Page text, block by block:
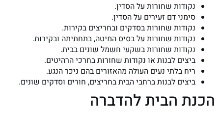
נקודות שחורות על הסדין.
סימני דם זעירים על הסדין.
נקודות שחורות בסדקים ובחריצים בקירות.
נקודות שחורות על בסיס המיטה, בתחתיתה ובקירות.
נקודות שחורות בשקעי חשמל שונים בבית.
ביצים לבנות או נקודות שחורות בחרכי הרהיטים.
ריח בלתי נעים העולה מהאזורים בהם ניכר הנגע.
ביצים לבנות ברחבי הבית בחריצים, חורים וסדקים שונים.
הכנת הבית להדברה